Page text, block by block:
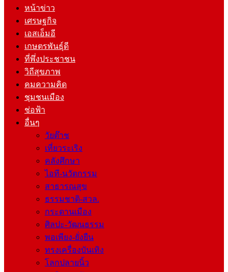
หน้าข่าว
เศรษฐกิจ
เอสเอ็มอี
เกษตรพันธุ์ดี
ที่พึ่งประชาชน
วิถีสุขภาพ
คมความคิด
ชุมชนเมือง
ช่อฟ้า
อื่นๆ
วัยต๊าช
เที่ยวระเริง
คลังศึกษา
ไอที-นวัตกรรม
สาธารณสุข
ธรรมชาติ-สวล.
กระดานเมือง
ศิลปะ-วัฒนธรรม
พอเพียง-ยั่งยืน
ทรงเครื่องบันเทิง
โลกปลายนิ้ว